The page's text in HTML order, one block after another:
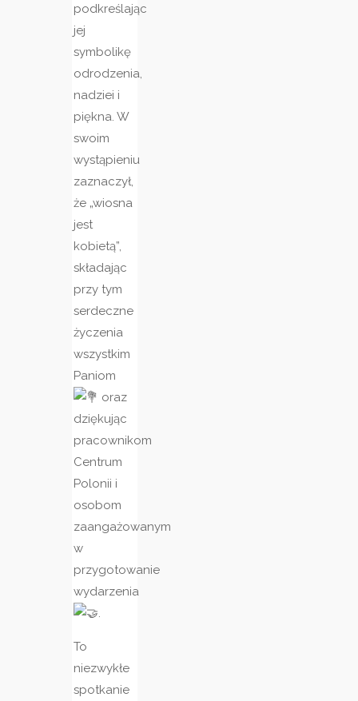
podkreślając
jej
symbolikę
odrodzenia,
nadziei i
piękna. W
swoim
wystąpieniu
zaznaczył,
że „wiosna
jest
kobietą”,
składając
przy tym
serdeczne
życzenia
wszystkim
Paniom
oraz
dziękując
pracownikom
Centrum
Polonii i
osobom
zaangażowanym
w
przygotowanie
wydarzenia
.
To
niezwykłe
spotkanie